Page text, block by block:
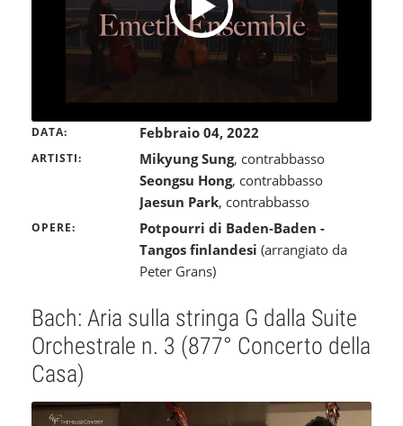
DATA Febbraio 04, 2022
ARTISTI Mikyung Sung, contrabbasso
Seongsu Hong, contrabbasso
Jaesun Park, contrabbasso
OPERE
Potpourri di Baden-Baden -
Tangos finlandesi (arrangiato da
Peter Grans)
Bach: Aria sulla stringa G dalla Suite
Orchestrale n. 3 (877° Concerto della
Casa)